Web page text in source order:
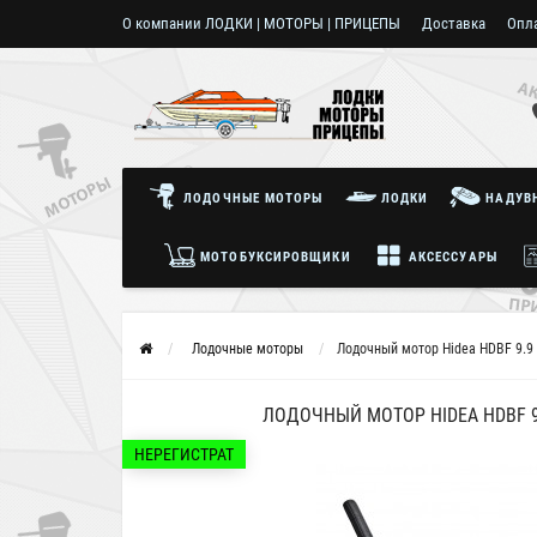
О компании ЛОДКИ | МОТОРЫ | ПРИЦЕПЫ Доставка
ЛОДОЧНЫЕ МОТОРЫ ЛОДКИ
МОТОБУКСИРОВЩИКИ АКСЕССУАРЫ
Лодочные моторы Лодочный мотор Hidea HDBF 9.9
ЛОДОЧНЫЙ МОТОР HIDEA HDBF
НЕРЕГИСТРАТ